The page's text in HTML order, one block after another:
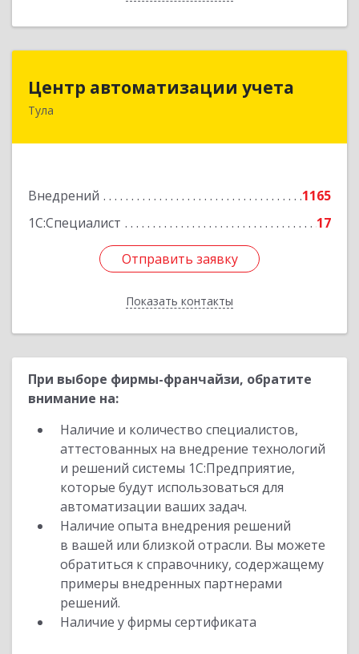
Центр автоматизации учета
Тула
Внедрений
1165
1С:Специалист
17
Отправить заявку
Показать контакты
300026, Тульская обл, Тула г, Ленина пр-кт, дом
Отправить заявку
Назад
При выборе фирмы-франчайзи, обратите
внимание на:
Наличие и количество специалистов,
аттестованных на внедрение технологий
и решений системы 1С:Предприятие,
которые будут использоваться для
автоматизации ваших задач.
Наличие опыта внедрения решений
в вашей или близкой отрасли. Вы можете
обратиться к справочнику, содержащему
примеры внедренных партнерами
решений.
Наличие у фирмы сертификата